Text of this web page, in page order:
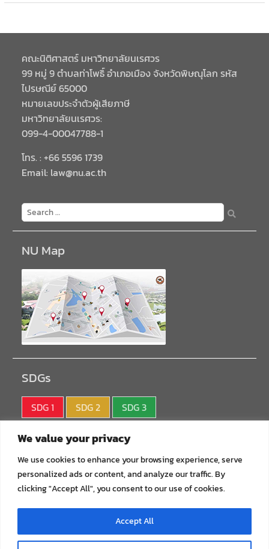
We value your privacy
We use cookies to enhance your browsing experience, serve
personalized ads or content, and analyze our traffic. By
clicking "Accept All", you consent to our use of cookies.
Accept All
คณะนิติศาสตร์ มหาวิทยาลัยนเรศวร
99 หมู่ 9 ตำบลท่าโพธิ์ อำเภอเมือง จังหวัดพิษณุโลก รหัส
ไปรษณีย์ 65000
หมายเลขประจำตัวผู้เสียภาษี
มหาวิทยาลัยนเรศวร:
099-4-00047788-1
โทร. : +66 5596 1739
Email: law@nu.ac.th
NU Map
SDGs
SDG 1 SDG 2
SDG 3
SDG 4
SDG 7
SDG 8
SDG 9
SDG10
SDG11
SDG12
SDG13
SDG14
SDG15